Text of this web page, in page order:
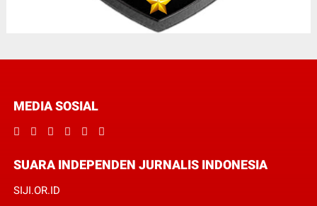
MEDIA SOSIAL
SUARA INDEPENDEN JURNALIS INDONESIA
SIJI.OR.ID